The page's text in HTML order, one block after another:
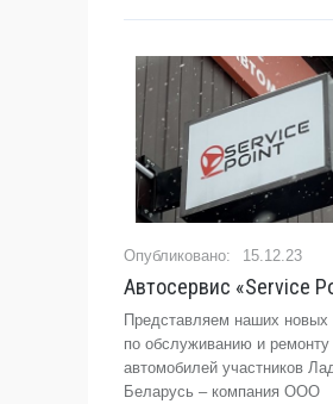
15.12.23
Автосервис «Service
Представляем наших новых
по обслуживанию и ремонту
автомобилей участников
Беларусь – компания ООО